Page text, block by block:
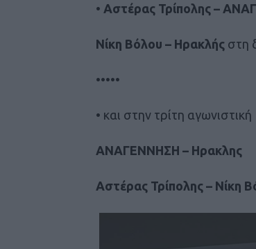
• Αστέρας Τρίπολης –
Νίκη Βόλου – Ηρακλής στη
•••••
• και στην τρίτη αγωνιστική
AΝΑΓΕΝΝΗΣΗ – Ηρακλης
Αστέρας Τρίπολης – Νίκη